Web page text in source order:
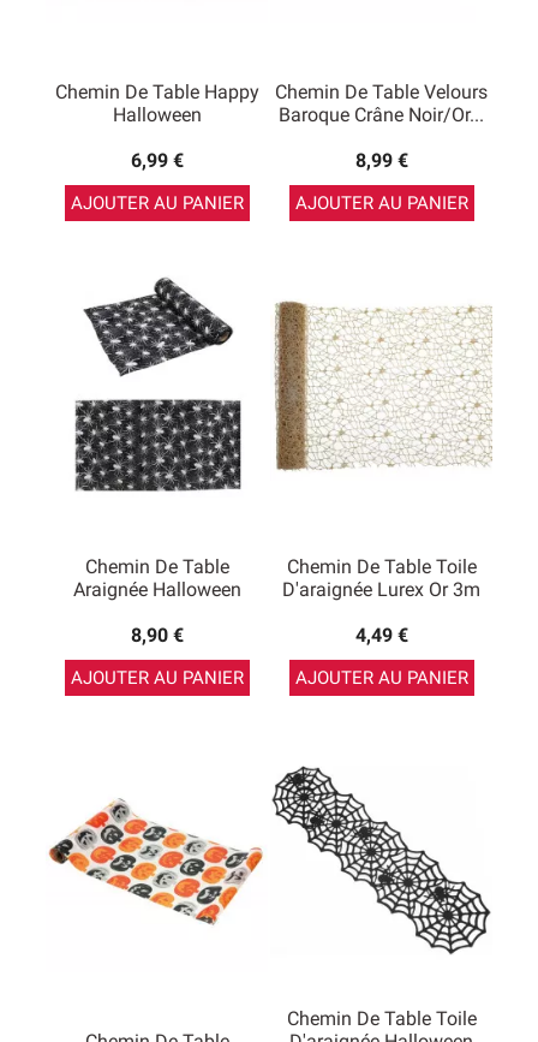
Chemin De Table Happy
Halloween
6,99 €
AJOUTER AU PANIER
Chemin De Table Velours
Baroque Crâne Noir/or...
8,99 €
AJOUTER AU PANIER
Chemin De Table
Araignée Halloween
8,90 €
AJOUTER AU PANIER
Chemin De Table Toile
D'araignée Lurex Or 3m
4,49 €
AJOUTER AU PANIER
Chemin De Table Toile